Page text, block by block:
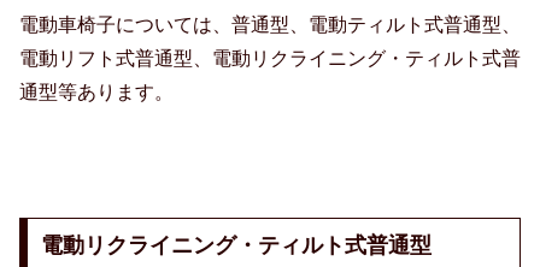
電動車椅子については、普通型、電動ティルト式普通型、
電動リフト式普通型、電動リクライニング・ティルト式普
通型等あります。
電動リクライニング・ティルト式普通型